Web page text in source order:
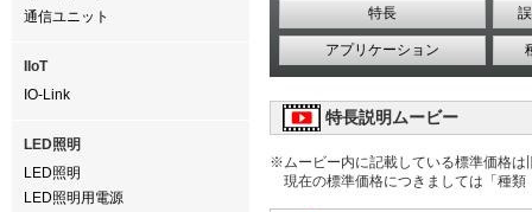
通信ユニット
IIoT
IO-Link
LED照明
LED照明
LED照明用電源
特長
アプリケーション
特長説明ムービー
※ムービー内に記載している標準価格は
現在の標準価格につきましては「種